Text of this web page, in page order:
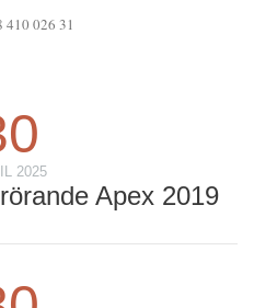
2025
Apex 2019
410 026 31